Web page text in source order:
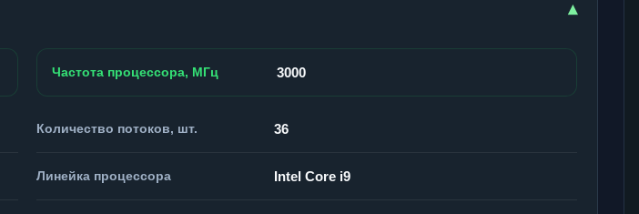
▾
Частота процессора, МГц 3000
Количество потоков, шт. 36
Линейка процессора Intel Core i9